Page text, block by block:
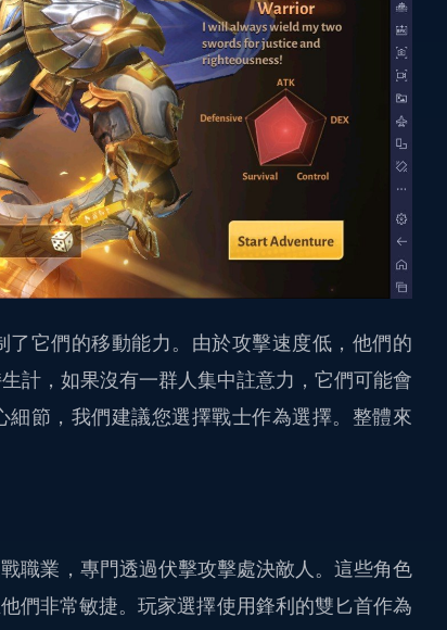
它們的移動能力。由於攻擊速度低，他們的
計，如果沒有一群人集中註意力，它們可能會
節，我們建議您選擇戰士作為選擇。整體來
職業，專門透過伏擊攻擊處決敵人。這些角色
們非常敏捷。玩家選擇使用鋒利的雙匕首作為